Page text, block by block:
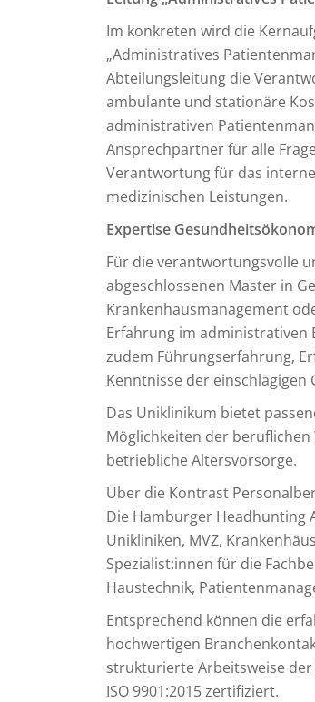
Im konkreten wird die
„Administratives
Abteilungsleitung die
ambulante und stationäre
administrativen
Ansprechpartner für alle
Verantwortung für das
medizinischen Leistungen.
Expertise
Für die verantwortungsvolle
abgeschlossenen Master in
Krankenhausmanagement
Erfahrung im administrativen
zudem Führungserfahrung,
Kenntnisse der einschlägigen
Das Uniklinikum bietet
Möglichkeiten der
betriebliche Altersvorsorge.
Über die Kontrast
Die Hamburger Headhunting
Unikliniken, MVZ,
Spezialist:innen für die
Haustechnik,
Entsprechend können die
hochwertigen
strukturierte Arbeitsweise
ISO 9901:2015 zertifiziert.